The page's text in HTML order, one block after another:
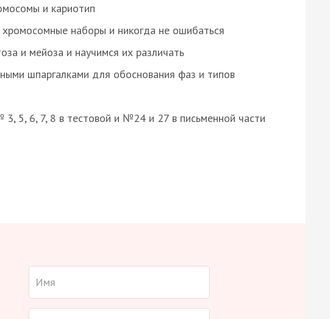
и кариотип
хромосомные наборы и никогда не ошибаться
и мейоза и научимся их различать
шпаргалками для обоснования фаз и типов
5, 6, 7, 8 в тестовой и №24 и 27 в письменной части